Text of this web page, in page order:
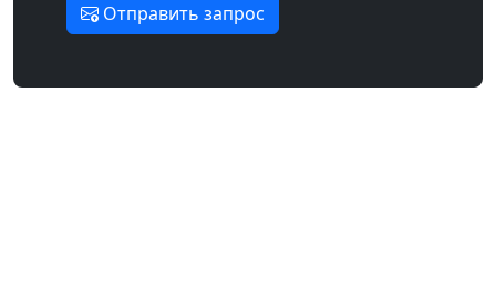
Отправить запрос